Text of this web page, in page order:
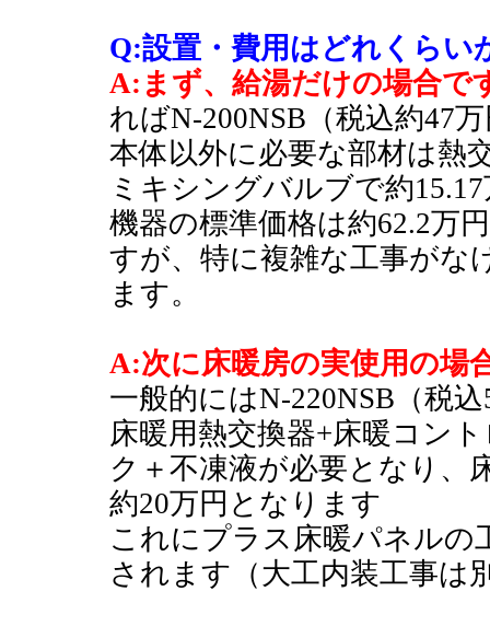
Q:設置・費用はどれくらい
A:まず、給湯だけの場合で
ればN-200NSB（税込約47
本体以外に必要な部材は熱
ミキシングバルブで約
機器の標準価格は約62.2万
すが、特に複雑な工事がな
ます。
A:次に床暖房の実使用の場
一般的にはN-220NSB（税
床暖用熱交換器+床暖コン
ク＋不凍液が必要となり、
約20万円となります
これにプラス床暖パネルの
されます（大工内装工事は